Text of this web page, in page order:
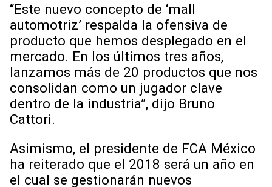
“Este nuevo concepto de ‘mall
automotriz’ respalda la ofensiva de
producto que hemos desplegado en el
mercado. En los últimos tres años,
lanzamos más de 20 productos que nos
consolidan como un jugador clave
dentro de la industria”, dijo Bruno
Cattori.
Asimismo, el presidente de FCA México
ha reiterado que el 2018 será un año en
el cual se gestionarán nuevos